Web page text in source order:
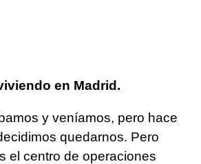
en Madrid.
y veníamos, pero hace
quedarnos. Pero
el centro de operaciones